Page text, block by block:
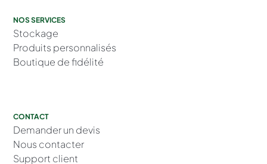
NOS SERVICES
Stockage
Produits personnalisés
Boutique de fidélité
CONTACT
Demander un devis
Nous contacter
Support client